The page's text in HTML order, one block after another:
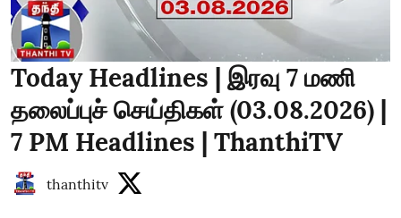
Today Headlines | இரவு 7 மணி
தலைப்புச் செய்திகள் (03.08.2026) |
7 PM Headlines | ThanthiTV
thanthitv